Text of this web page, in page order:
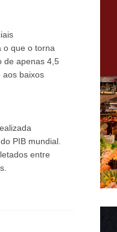
o que o torna
de apenas 4,5
aos baixos
PIB mundial.
entre